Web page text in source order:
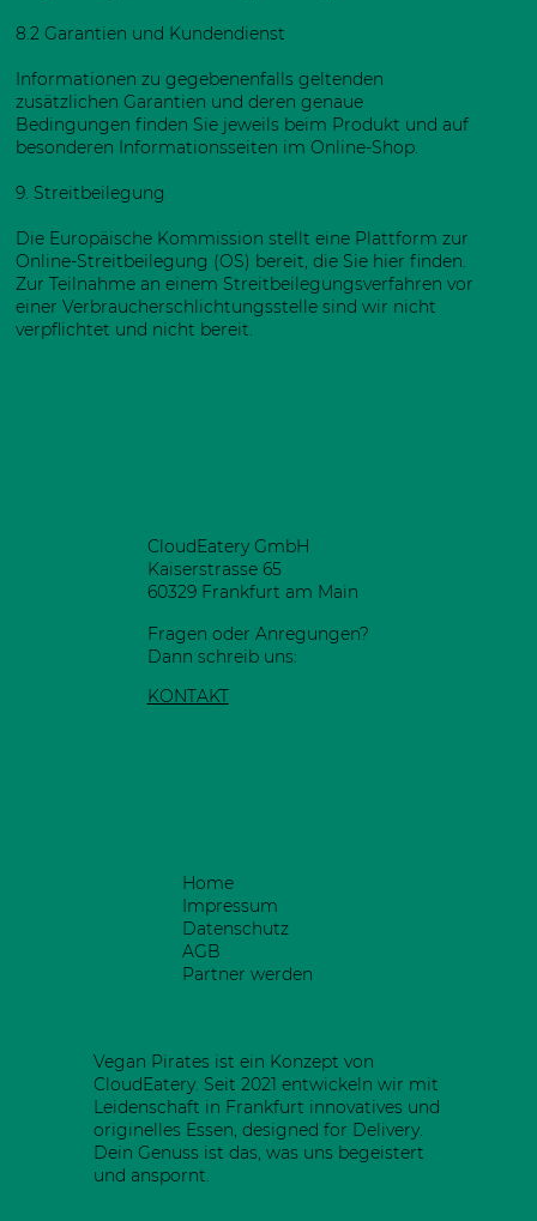
8.2 Garantien und Kundendienst
Informationen zu gegebenenfalls geltenden
zusätzlichen Garantien und deren genaue
Bedingungen finden Sie jeweils beim Produkt und auf
besonderen Informationsseiten im Online-Shop.
9. Streitbeilegung​​​​​​​
Die Europäische Kommission stellt eine Plattform zur
Online-Streitbeilegung (OS) bereit, die Sie hier finden.
Zur Teilnahme an einem Streitbeilegungsverfahren vor
einer Verbraucherschlichtungsstelle sind wir nicht
verpflichtet und nicht bereit.
CloudEatery GmbH
Kaiserstrasse 65
60329 Frankfurt am Main
Fragen oder Anregungen?
Dann schreib uns:
KONTAKT
Vegan Pirates ist ein Konzept von
CloudEatery. Seit 2021 entwickeln wir mit
Leidenschaft in Frankfurt innovatives und
originelles Essen, designed for Delivery.
Dein Genuss ist das, was uns begeistert
und anspornt.
Home
Impressum
Datenschutz
AGB
Partner werden